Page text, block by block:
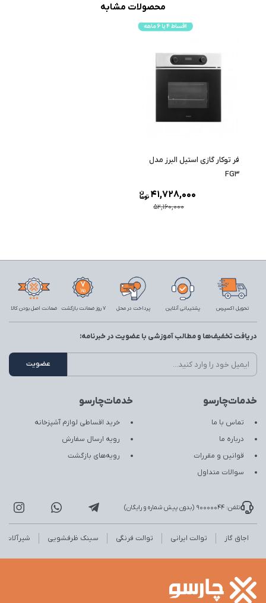
محصولات مشابه
فر توکار گازی استیل البرز مدل
FG3
52,160,000
41,728,000
تحویل اکسپرس پشتیبانی آنلاین پرداخت در محل 7 روز ضمانت بازگشت ضمانت اصل بودن کالا
خدمات‌چارسو
تماس با ما
درباره ما
قوانین و مقررات
سوالات متداول
خدمات‌چارسو
خرید اقساطی لوازم آشپزخانه
رویه ارسال سفارش
رویه‌های بازگشت
دریافت تخفیف‌ها و مطالب آموزشی با عضویت در خبرنامه:
تلفن: 90000044 (بدون پیش شماره و رایگان)
اجاق گاز توالت ایرانی توالت فرنگی سینک ظرفشویی شیرآلات